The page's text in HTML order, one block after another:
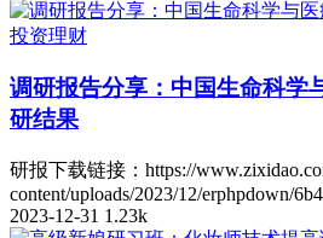
投资理财
调研报告分享：中国生命科学
研结果
研报下载链接：https://
content/uploads/2023/12/erphpdown/
2023-12-31 1.23k